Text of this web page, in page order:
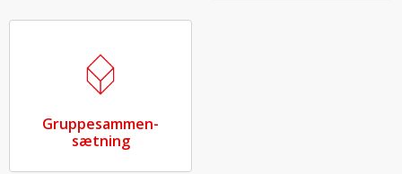
Gruppe­sammen­
sætning